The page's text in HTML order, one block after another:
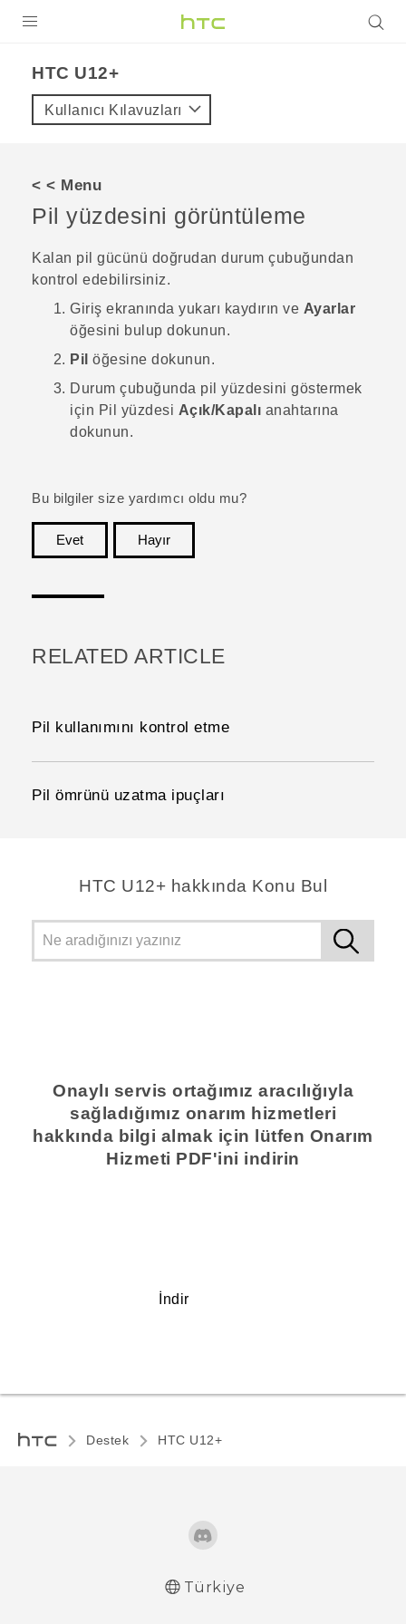
VIVE
VIVERSE
DESTEK
HTC U12+‎
Kullanıcı Kılavuzları
< < Menu
Pil yüzdesini görüntüleme
Kalan pil gücünü doğrudan durum çubuğundan
kontrol edebilirsiniz.
Giriş ekranında yukarı kaydırın ve Ayarlar
öğesini bulup dokunun.
Pil öğesine dokunun.
Durum çubuğunda pil yüzdesini göstermek
için Pil yüzdesi Açık/Kapalı anahtarına
dokunun.
Bu bilgiler size yardımcı oldu mu?
Evet
Hayır
RELATED ARTICLE
Pil kullanımını kontrol etme
Pil ömrünü uzatma ipuçları
HTC U12+ hakkında Konu Bul
Onaylı servis ortağımız aracılığıyla
sağladığımız onarım hizmetleri
hakkında bilgi almak için lütfen Onarım
Hizmeti PDF'ini indirin
İndir
Destek HTC U12+‎
Türkiye